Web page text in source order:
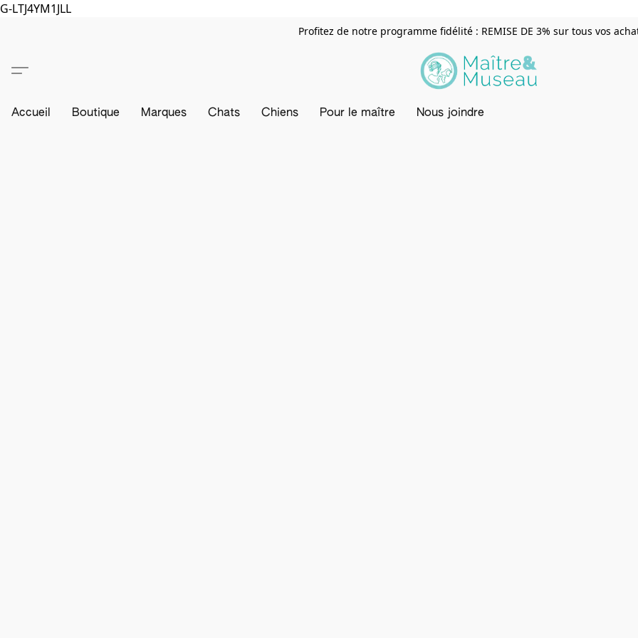
G-LTJ4YM1JLL
Profitez de notre programme fidélité : REMISE DE 3% sur tous vos
Accueil Boutique Marques Chats Chiens Pour le maître Nous joindre